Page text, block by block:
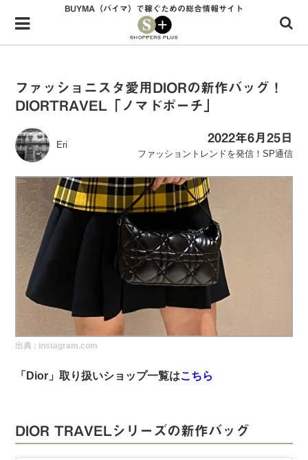
Menu
HOME
34歳独身OLバイマ実践記
無在庫で自由気ままに稼ぐ！バイマ実践記
BUYMAで人気のブランド
BUYMAの売れ筋商品
バイマ活動の疑問に売れっ子現役バイヤーが答えてみた
実録！海外ショップで買ってみた！
海外SHOP LIST
パーソナルショッパー指南書
BUYMA（バイマ）で稼ぐための総合情報サイト
ファッショニスタ愛用DIORの新作バッグ！
DIORTRAVEL「ノマドポーチ」
Eri
2022年6月25日
ファッショントレンドを発信！SP通信
出典 : instagram.com
「Dior」取り扱いショップ一覧はこちら
DIOR TRAVELシリーズの新作バッグ